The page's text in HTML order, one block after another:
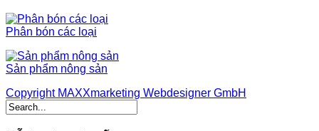
Phân bón các loại
Sản phẩm nông sản
Copyright MAXXmarketing Webdesigner GmbH